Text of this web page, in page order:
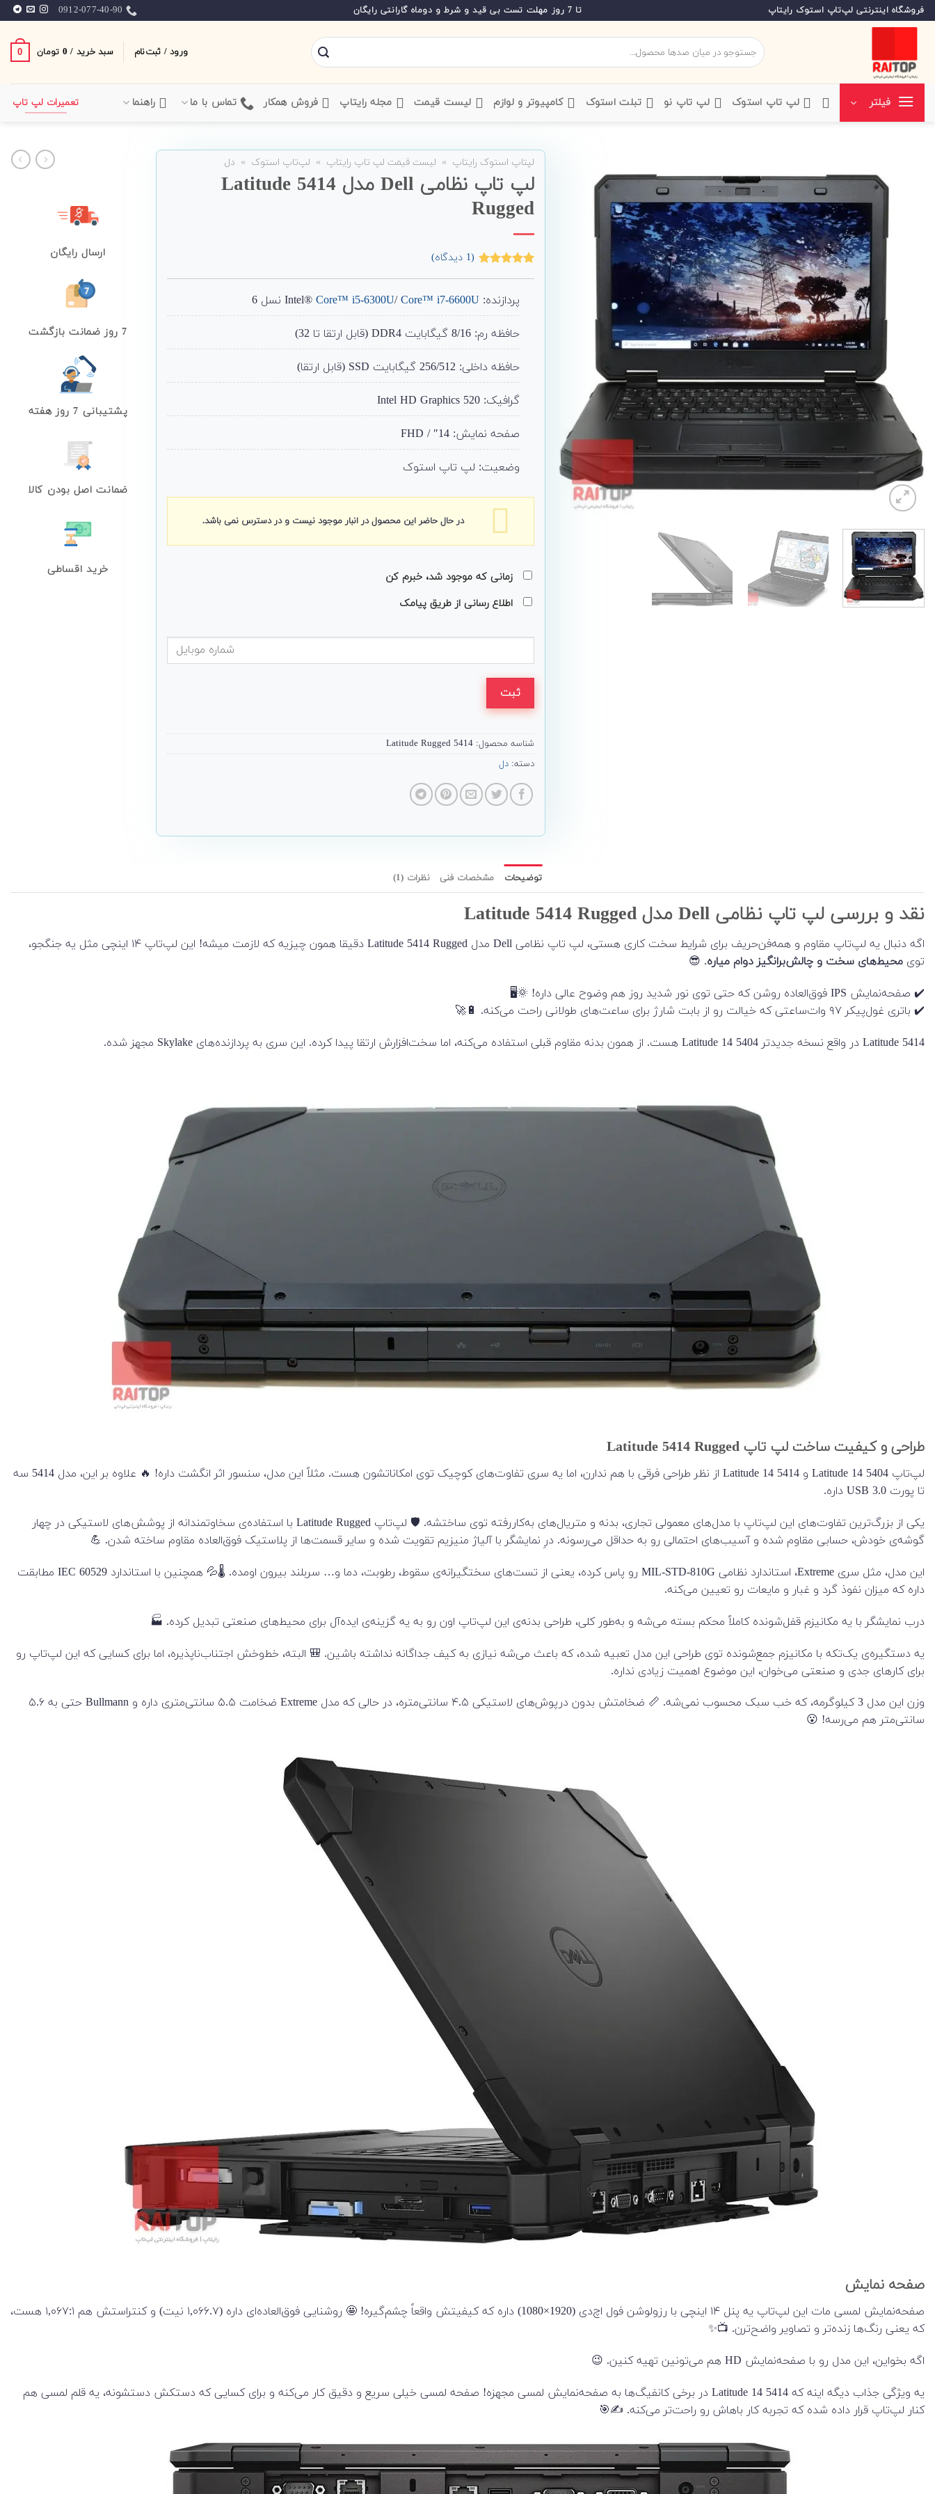
Skip
to
فروشگاه اینترنتی لپ‌تاپ استوک رایتاپ تا 7 روز مهلت تست بی قید و شرط و دوماه گارانتی رایگان 0912-077-40-90
جستجو
برای:
ورود / ثبت‌نام سبد خرید / 0 تومان 0
فیلتر ‌لپ تاپ استوک ‌لپ تاپ نو ‌ تبلت استوک ‌ کامپیوتر و لوازم ‌ لیست قیمت ‌ مجله رایتاپ فروش همکار تماس با ما راهنما تعمیرات لپ تاپ
لپتاپ استوک رایتاپ » لیست قیمت لپ تاپ رایتاپ » لپ‌تاپ استوک » دل
لپ تاپ نظامی Dell مدل Latitude 5414
Rugged
مشتری
(
1 دیدگاه)
پردازنده: Intel® Core™ i5-6300U/Core™ i7-6600U نسل 6
حافظه رم: 8/16 گیگابایت DDR4 (قابل ارتقا تا 32)
حافظه داخلی: 256/512 گیگابایت SSD (قابل ارتقا)
گرافیک: Intel HD Graphics 520
صفحه نمایش: 14″ / FHD
وضعیت: لپ تاپ استوک
در حال حاضر این محصول در انبار موجود نیست و در دسترس نمی باشد.
زمانی که موجود شد، خبرم کن
اطلاع رسانی از طریق پیامک
ثبت
شناسه محصول: Latitude Rugged 5414
دسته: دل
ارسال رایگان
7 روز ضمانت بازگشت
پشتیبانی 7 روز هفته
ضمانت اصل بودن کالا
خرید اقساطی
توضیحات مشخصات فنی نظرات (1)
نقد و بررسی لپ تاپ نظامی Dell مدل Latitude 5414 Rugged
اگه دنبال یه لپ‌تاپ مقاوم و همه‌فن‌حریف برای شرایط سخت کاری هستی، لپ تاپ نظامی Dell مدل Latitude 5414 Rugged دقیقا همون چیزیه که لازمت میشه! این لپ‌تاپ ۱۴ اینچی مثل یه جنگجو،
توی محیط‌های سخت و چالش‌برانگیز دوام میاره. 😎
✔️ صفحه‌نمایش IPS فوق‌العاده روشن که حتی توی نور شدید روز هم وضوح عالی داره! 🌞🖥
✔️ باتری غول‌پیکر ۹۷ وات‌ساعتی که خیالت رو از بابت شارژ برای ساعت‌های طولانی راحت می‌کنه. 🔋🚀
Latitude 5414 در واقع نسخه جدیدتر Latitude 14 5404 هست. از همون بدنه مقاوم قبلی استفاده می‌کنه، اما سخت‌افزارش ارتقا پیدا کرده. این سری به پردازنده‌های Skylake مجهز شده.
طراحی و کیفیت ساخت لپ تاپ Latitude 5414 Rugged
لپ‌تاپ Latitude 14 5404 و Latitude 14 5414 از نظر طراحی فرقی با هم ندارن، اما یه سری تفاوت‌های کوچیک توی امکاناتشون هست. مثلاً این مدل، سنسور اثر انگشت داره! 🔥 علاوه بر این، مدل 5414 سه
تا پورت USB 3.0 داره.
یکی از بزرگ‌ترین تفاوت‌های این لپ‌تاپ با مدل‌های معمولی تجاری، بدنه و متریال‌های به‌کاررفته توی ساختشه. 🛡️ لپ‌تاپ Latitude Rugged با استفاده‌ی سخاوتمندانه از پوشش‌های لاستیکی در چهار
گوشه‌ی خودش، حسابی مقاوم شده و آسیب‌های احتمالی رو به حداقل می‌رسونه. درِ نمایشگر با آلیاژ منیزیم تقویت شده و سایر قسمت‌ها از پلاستیک فوق‌العاده مقاوم ساخته شدن. 💪
این مدل، مثل سری Extreme، استاندارد نظامی MIL-STD-810G رو پاس کرده، یعنی از تست‌های سختگیرانه‌ی سقوط، رطوبت، دما و… سربلند بیرون اومده. 🌡️💦 همچنین با استاندارد IEC 60529 مطابقت
داره که میزان نفوذ گرد و غبار و مایعات رو تعیین می‌کنه.
درب نمایشگر با یه مکانیزم قفل‌شونده کاملاً محکم بسته می‌شه و به‌طور کلی، طراحی بدنه‌ی این لپ‌تاپ اون رو به یه گزینه‌ی ایده‌آل برای محیط‌های صنعتی تبدیل کرده. 🏭
یه دستگیره‌ی یک‌تکه با مکانیزم جمع‌شونده توی طراحی این مدل تعبیه شده، که باعث می‌شه نیازی به کیف جداگانه نداشته باشین. 🎒 البته، خط‌وخش اجتناب‌ناپذیره، اما برای کسایی که این لپ‌تاپ رو
برای کارهای جدی و صنعتی می‌خوان، این موضوع اهمیت زیادی نداره.
وزن این مدل 3 کیلوگرمه، که خب سبک محسوب نمی‌شه. 📏 ضخامتش بدون درپوش‌های لاستیکی ۴.۵ سانتی‌متره، در حالی که مدل Extreme ضخامت ۵.۵ سانتی‌متری داره و Bullmann حتی به ۵.۶
سانتی‌متر هم می‌رسه! 😮
صفحه نمایش
صفحه‌نمایش لمسی مات این لپ‌تاپ یه پنل ۱۴ اینچی با رزولوشن فول اچ‌دی (1920×1080) داره که کیفیتش واقعاً چشم‌گیره! 🤩 روشنایی فوق‌العاده‌ای داره (۱,۰۶۶.۷ نیت) و کنتراستش هم ۱,۰۶۷:۱ هست،
که یعنی رنگ‌ها زنده‌تر و تصاویر واضح‌ترن. 📺✨
اگه بخواین، این مدل رو با صفحه‌نمایش HD هم می‌تونین تهیه کنین. 😉
یه ویژگی جذاب دیگه اینه که Latitude 14 5414 در برخی کانفیگ‌ها به صفحه‌نمایش لمسی مجهزه! صفحه لمسی خیلی سریع و دقیق کار می‌کنه و برای کسایی که دستکش دستشونه، یه قلم لمسی هم
کنار لپ‌تاپ قرار داده شده که تجربه کار باهاش رو راحت‌تر می‌کنه. ✍️🎯